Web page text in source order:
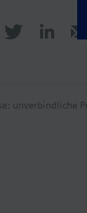
unverbindliche